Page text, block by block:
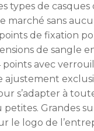
types de
marché sans
de fixation
de sangle
points avec
ajustement
s’adapter à
Grandes
le logo de